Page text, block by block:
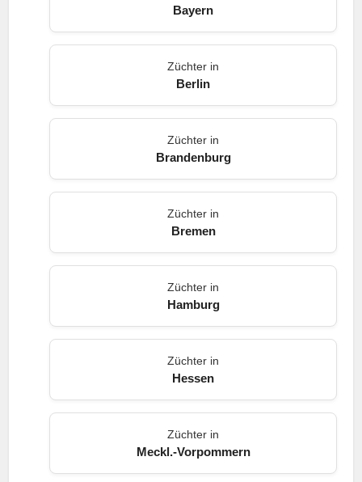
Bayern
Züchter in
Berlin
Züchter in
Brandenburg
Züchter in
Bremen
Züchter in
Hamburg
Züchter in
Hessen
Züchter in
Meckl.-Vorpommern